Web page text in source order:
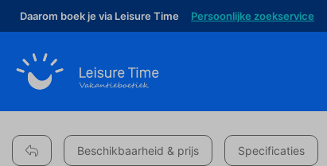
Daarom boek je via Leisure Time Persoonlijke zoekservice
Beschikbaarheid & prijs Specificaties